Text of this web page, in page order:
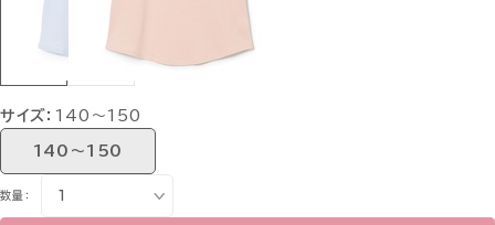
サイズ： 140〜150
140〜150
数量：